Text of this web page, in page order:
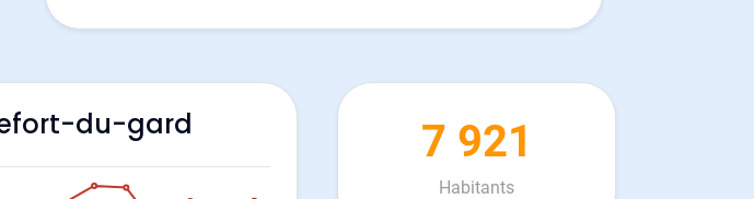
du-gard 7 921
Habitants